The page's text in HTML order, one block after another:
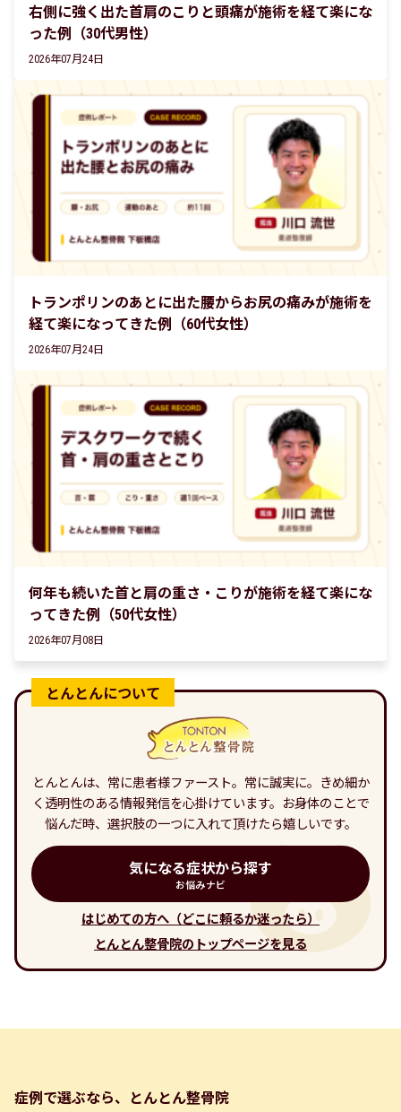
右側に強く出た首肩のこりと頭痛が施術を経て楽にな
った例（30代男性）
2026年07月24日
トランポリンのあとに出た腰からお尻の痛みが施術を
経て楽になってきた例（60代女性）
2026年07月24日
何年も続いた首と肩の重さ・こりが施術を経て楽にな
ってきた例（50代女性）
2026年07月08日
とんとんは、常に患者様ファースト。常に誠実に。きめ細か
く透明性のある情報発信を心掛けています。お身体のことで
悩んだ時、選択肢の一つに入れて頂けたら嬉しいです。
気になる症状から探す
お悩みナビ
はじめての方へ（どこに頼るか迷ったら）
とんとん整骨院のトップページを見る
症例で選ぶなら、とんとん整骨院